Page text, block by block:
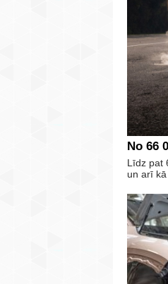
No 66
Līdz pat
un arī